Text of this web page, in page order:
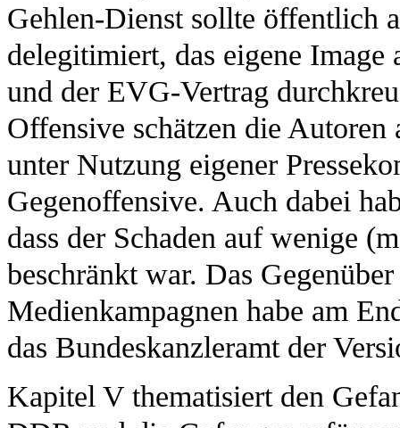
Gehlen-Dienst sollte öffentlich
delegitimiert, das eigene Image
und der EVG-Vertrag
Offensive schätzen die
unter Nutzung eigener
Gegenoffensive. Auch dabei
dass der Schaden auf wenige
beschränkt war. Das
Medienkampagnen habe am
das Bundeskanzleramt der
Kapitel V thematisiert den